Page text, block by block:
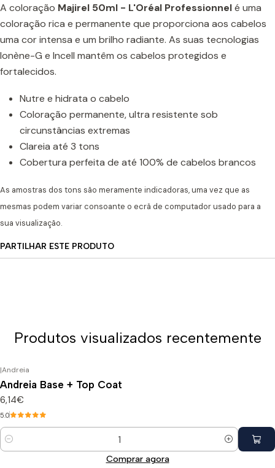
A coloração Majirel 50ml - L'Oréal Professionnelé uma
coloração rica e permanente que proporciona aos cabelos
uma cor intensa e um brilho radiante. As suas tecnologias
Ionène-G e Incell mantêm os cabelos protegidos e
fortalecidos.
Nutre e hidrata o cabelo
Coloração permanente, ultra resistente sob
circunstâncias extremas
Clareia até 3 tons
Cobertura perfeita de até 100% de cabelos brancos
As amostras dos tons são meramente indicadoras, uma vez que as
mesmas podem variar consoante o ecrã de computador usado para a
sua visualização.
PARTILHAR ESTE PRODUTO
Produtos visualizados recentemente
|Andreia
Andreia Base + Top Coat
6,14€
5.0
Quantidade
Comprar agora